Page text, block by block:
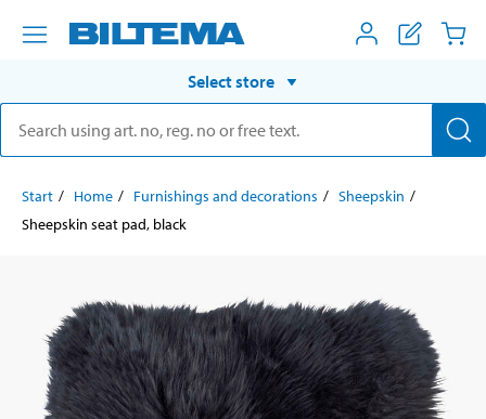
Select store
Start Home Furnishings and decorations
Sheepskin
Sheepskin seat pad, black